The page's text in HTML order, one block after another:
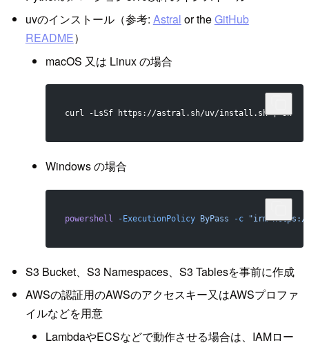
uvのインストール（参考: Astral or theGitHub
README）
macOS 又は Linux の場合
curl -LsSf https://astral.sh/uv/install.sh | sh
Windows の場合
powershell -ExecutionPolicy ByPass -c "irm
S3 Bucket、S3 Namespaces、S3 Tablesを事前に作成
AWSの認証用のAWSのアクセスキー又はAWSプロファ
イルなどを用意
LambdaやECSなどで動作させる場合は、IAMロー